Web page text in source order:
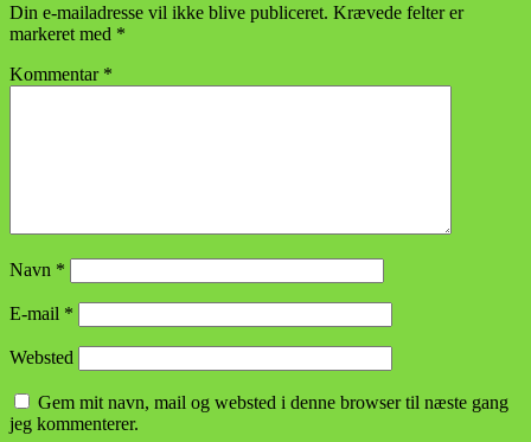
Din e-mailadresse vil ikke blive publiceret. Krævede felter er
markeret med *
Kommentar *
Navn *
E-mail *
Websted
Gem mit navn, mail og websted i denne browser til næste gang
jeg kommenterer.